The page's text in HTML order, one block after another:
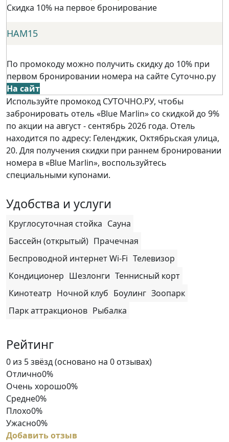
Скидка 10% на первое бронирование
НАМ15
По промокоду можно получить скидку до 10% при
первом бронировании номера на сайте Суточно.ру
На сайт
Используйте промокод СУТОЧНО.РУ, чтобы
забронировать отель «Blue Marlin» со скидкой до 9%
по акции на август - сентябрь 2026 года. Отель
находится по адресу: Геленджик, Октябрьская улица,
20. Для получения скидки при раннем бронировании
номера в «Blue Marlin», воспользуйтесь
специальными купонами.
Удобства и услуги
Круглосуточная стойка Сауна
Бассейн (открытый) Прачечная
Беспроводной интернет Wi-Fi Телевизор
Кондиционер Шезлонги Теннисный корт
Кинотеатр Ночной клуб Боулинг Зоопарк
Парк аттракционов Рыбалка
Рейтинг
Rated
0
out
of
5
0 из 5 звёзд (основано на 0 отзывах)
Отлично0%
Очень хорошо0%
Средне0%
Плохо0%
Ужасно0%
Добавить отзыв